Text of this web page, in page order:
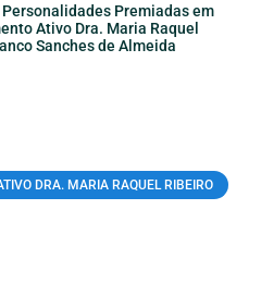
Premiadas em
Ativo Dra. Maria Raquel
Sanches de Almeida
DRA. MARIA RAQUEL RIBEIRO